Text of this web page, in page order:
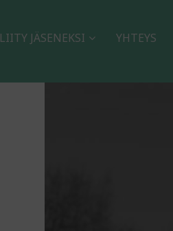
LIITY JÄSENEKSI YHTEYS